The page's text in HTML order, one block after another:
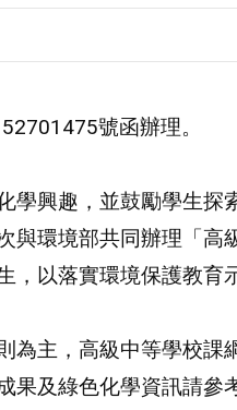
號函辦理。
學興趣，並鼓勵學生探
與環境部共同辦理「高
以落實環境保護教育
為主，高級中等學校課
及綠色化學資訊請參